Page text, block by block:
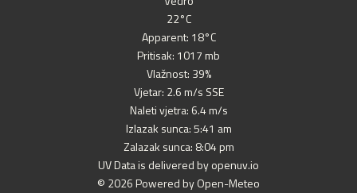
22°C
Apparent: 18°C
Pritisak: 1017 mb
Vlažnost: 39%
Vjetar: 2.6 m/s SSE
Naleti vjetra: 6.4 m/s
Izlazak sunca: 5:41 am
Zalazak sunca: 8:04 pm
UV Data is delivered by openuv.io
© 2026 Powered by Open-Meteo